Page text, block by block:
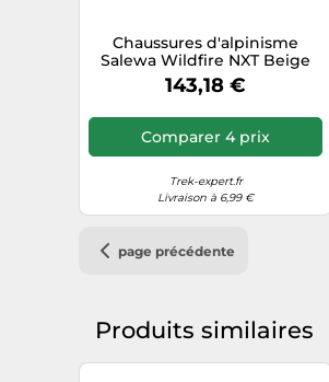
Chaussures d'alpinisme
Salewa Wildfire NXT Beige
44,5
143,18 €
Comparer 4 prix
Trek-expert.fr
Livraison à 6,99 €
page précédente
Produits similaires